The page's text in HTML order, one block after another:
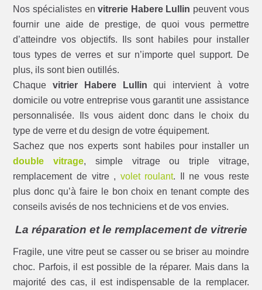
Nos spécialistes envitrerie Habere Lullin peuvent vous
fournir une aide de prestige, de quoi vous permettre
d’atteindre vos objectifs. Ils sont habiles pour installer
tous types de verres et sur n’importe quel support. De
plus, ils sont bien outillés.
Chaquevitrier Habere Lullin qui intervient à votre
domicile ou votre entreprise vous garantit une assistance
personnalisée. Ils vous aident donc dans le choix du
type de verre et du design de votre équipement.
Sachez que nos experts sont habiles pour installer un
double vitrage, simple vitrage ou triple vitrage,
remplacement de vitre , volet roulant. Il ne vous reste
plus donc qu’à faire le bon choix en tenant compte des
conseils avisés de nos techniciens et de vos envies.
La réparation et le remplacement de vitrerie
Fragile, une vitre peut se casser ou se briser au moindre
choc. Parfois, il est possible de la réparer. Mais dans la
majorité des cas, il est indispensable de la remplacer.